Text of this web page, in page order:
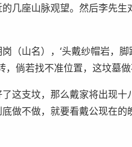
几座山脉观望。然后李先
（山名），‘头戴纱帽岩，
倘若找不准位置，这坟墓做
这支坟，那么戴家将出现十
做不做，就要看戴公现在